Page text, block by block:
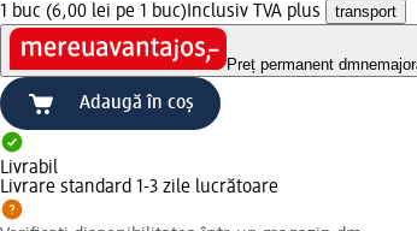
1 buc (6,00 lei pe 1 buc) Inclusiv TVA plus transport
Preț permanent dm
Adaugă în coș
Livrabil
Livrare standard 1-3 zile lucrătoare